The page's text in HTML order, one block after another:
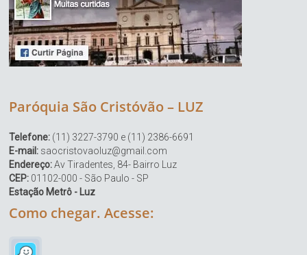
Paróquia São Cristóvão – LUZ
Telefone: (11) 3227-3790 e (11) 2386-6691
E-mail: saocristovaoluz@gmail.com
Endereço:Av Tiradentes, 84- Bairro Luz
CEP: 01102-000 - São Paulo - SP
Estação Metrô - Luz
Como chegar. Acesse: